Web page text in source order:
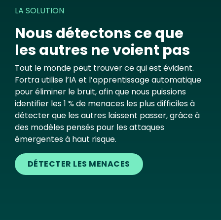
LA SOLUTION
Nous détectons ce que
les autres ne voient pas
Tout le monde peut trouver ce qui est évident.
Fortra utilise l’IA et l’apprentissage automatique
pour éliminer le bruit, afin que nous puissions
identifier les 1 % de menaces les plus difficiles à
détecter que les autres laissent passer, grâce à
des modèles pensés pour les attaques
émergentes à haut risque.
DÉTECTER LES MENACES